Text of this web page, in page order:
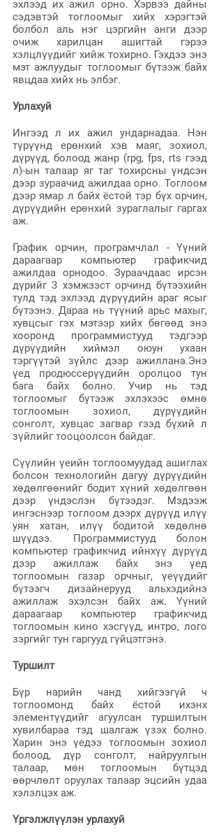
эхлээд их ажил орно. Хэрвээ дайны
сэдэвтэй тоглоомыг хийх хэрэгтэй
болбол аль нэг цэргийн анги дээр
очиж харилцан ашигтай гэрээ
хэлцлүүдийг хийж тохирно. Гэхдээ энэ
мэт ажлуудыг тоглоомыг бүтээж байх
явцдаа хийх нь элбэг.
Урлахуй
Ингээд л их ажил ундарнадаа. Нэн
түрүүнд ерөнхий хэв маяг, зохиол,
дүрүүд, болоод жанр (rpg, fps, rts гээд
л)-ын талаар яг таг тохирсны үндсэн
дээр зураачид ажилдаа орно. Тоглоом
дээр ямар л байх ёстой тэр бүх орчин,
дүрүүдийн ерөнхий зураглалыг гаргах
аж.
График орчин, програмчлал - Үүний
дараагаар компьютер графикчид
ажилдаа орнодоо. Зураачдаас ирсэн
дүрийг 3 хэмжээст орчинд бүтээхийн
тулд тэд эхлээд дүрүүдийн араг ясыг
бүтээнэ. Дараа нь түүний арьс махыг,
хувцсыг гэх мэтээр хийх бөгөөд энэ
хооронд программистууд тэдгээр
дүрүүдийн хиймэл оюун ухаан
тэргүүтэй зүйлс дээр ажиллана.Энэ
үед продюссерүүдийн оролцоо тун
бага байх болно. Учир нь тэд
тоглоомыг бүтээж эхлэхээс өмнө
тоглоомын зохиол, дүрүүдийн
сонголт, хувцас загвар гээд бүхий л
зүйлийг тооцоолсон байдаг.
Сүүлийн үеийн тоглоомуудад ашиглах
болсон технологийн дагуу дүрүүдийн
хөдөлгөөнийг бодит хүний хөдөлгөөн
дээр үндэслэн бүтээдэг. Мэдээж
ингэснээр тоглоом дээрх дүрүүд илүү
уян хатан, илүү бодитой хөдөлнө
шүүдээ. Программистууд болон
компьютер графикчид ийнхүү дүрүүд
дээр ажиллаж байх энэ үед
тоглоомын газар орчныг, үеүүдийг
бүтээгч дизайнерууд альхэдийнэ
ажиллаж эхэлсэн байх аж. Үүний
дараагаар компьютер графикчид
тоглоомын кино хэсгүүд, интро, лого
зэргийг тун гаргууд гүйцэтгэнэ.
Туршилт
Бүр нарийн чанд хийгээгүй ч
тоглоомонд байх ёстой ихэнх
элементүүдийг агуулсан туршилтын
хувилбараа тэд шалгаж үзэх болно.
Харин энэ үедээ тоглоомын зохиол
болоод, дүр сонголт, найруулгын
талаар, мөн тоглоомын бүтцэд
өөрчлөлт оруулах талаар эцсийн удаа
хэлэлцэх аж.
Үргэлжлүүлэн урлахуй